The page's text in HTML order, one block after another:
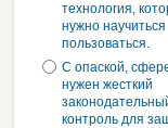
технология,
нужно научиться
пользоваться.
С опаской,
нужен жесткий
контроль для